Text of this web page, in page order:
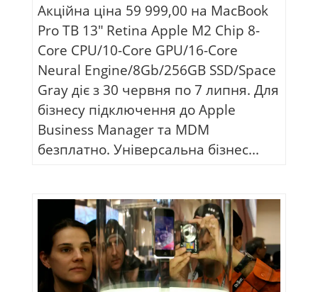
Акційна ціна 59 999,00 на MacBook
Pro TB 13″ Retina Apple M2 Chip 8-
Core CPU/10-Core GPU/16-Core
Neural Engine/8Gb/256GB SSD/Space
Gray діє з 30 червня по 7 липня. Для
бізнесу підключення до Apple
Business Manager та MDM
безплатно. Універсальна бізнес...